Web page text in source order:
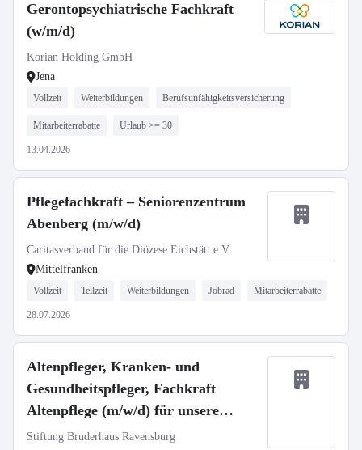
Gerontopsychiatrische Fachkraft
(w/m/d)
Korian Holding GmbH
Jena
Vollzeit Weiterbildungen Berufsunfähigkeitsversicherung
Mitarbeiterrabatte Urlaub >= 30
13.04.2026
Pflegefachkraft – Seniorenzentrum
Abenberg (m/w/d)
Caritasverband für die Diözese Eichstätt e.V.
Mittelfranken
Vollzeit Teilzeit Weiterbildungen Jobrad Mitarbeiterrabatte
28.07.2026
Altenpfleger, Kranken- und
Gesundheitspfleger, Fachkraft
Altenpflege (m/w/d) für unsere
Häuser in Ravensburg und
Stiftung Bruderhaus Ravensburg